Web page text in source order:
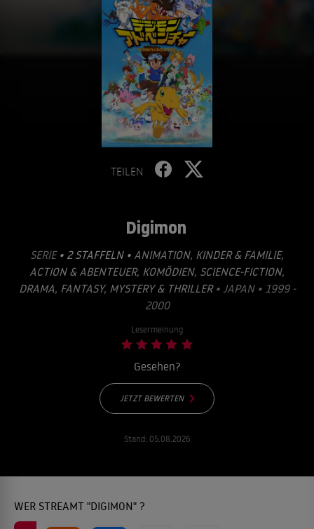
TEILEN
Digimon
SERIE • 2 STAFFELN • ANIMATION, KINDER & FAMILIE,
ACTION & ABENTEUER, KOMÖDIEN, SCIENCE-FICTION,
DRAMA, FANTASY, MYSTERY & THRILLER• JAPAN • 1999 -
2000
Lesermeinung
Gesehen?
JETZT BEWERTEN
Stand: 05.08.2026
WER STREAMT "DIGIMON" ?